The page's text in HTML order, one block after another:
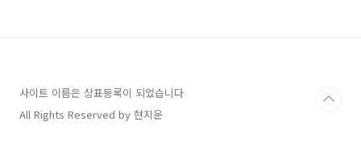
사이트 이름은 상표등록이 되었습니다
All Rights Reserved by 현지운